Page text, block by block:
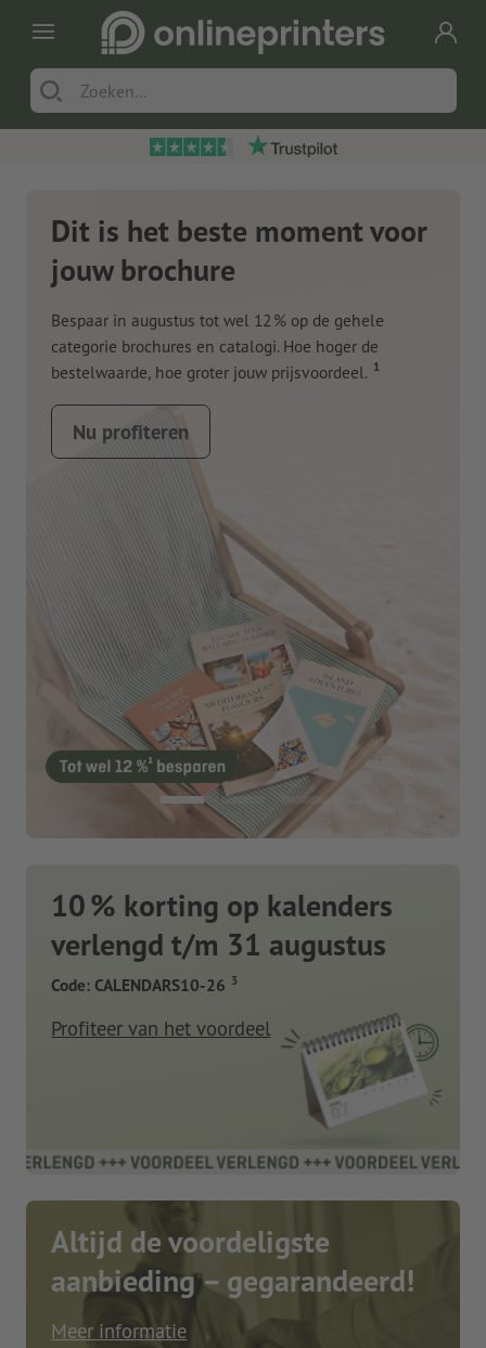
Dit is het beste moment voor
jouw brochure
Bespaar in augustus tot wel 12 % op de gehele
categorie brochures en catalogi. Hoe hoger de
bestelwaarde, hoe groter jouw prijsvoordeel. 1
Nu profiteren
10 % korting op kalenders
verlengd t/m 31 augustus
Code: CALENDARS10-26 3
Profiteer van het voordeel
Altijd de voordeligste
aanbieding – gegarandeerd!
Meer informatie